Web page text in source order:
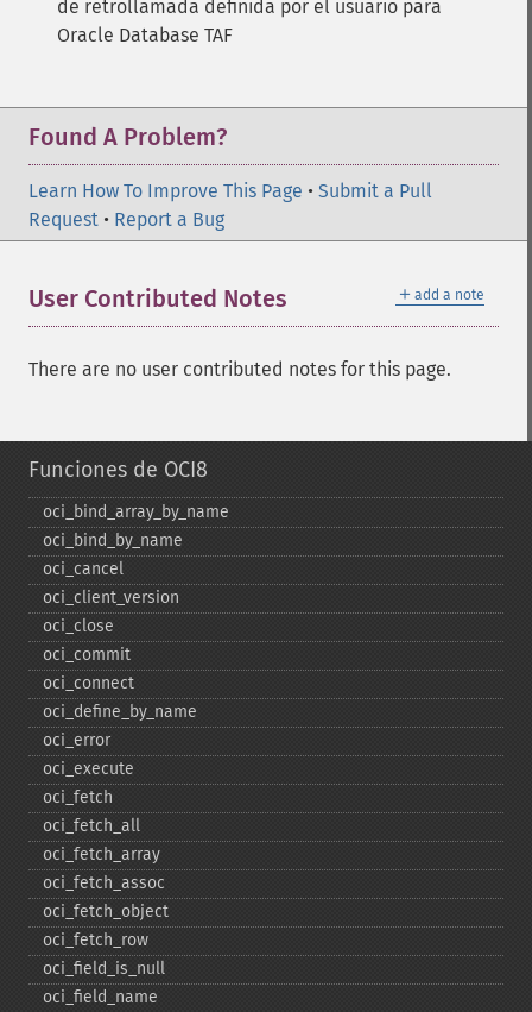
de retrollamada definida por el usuario para
Oracle Database TAF
Found A Problem?
Learn How To Improve This Page • Submit a Pull
Request • Report a Bug
＋ add a note
User Contributed Notes
There are no user contributed notes for this page.
Funciones de OCI8
oci_​bind_​array_​by_​name
oci_​bind_​by_​name
oci_​cancel
oci_​client_​version
oci_​close
oci_​commit
oci_​connect
oci_​define_​by_​name
oci_​error
oci_​execute
oci_​fetch
oci_​fetch_​all
oci_​fetch_​array
oci_​fetch_​assoc
oci_​fetch_​object
oci_​fetch_​row
oci_​field_​is_​null
oci_​field_​name